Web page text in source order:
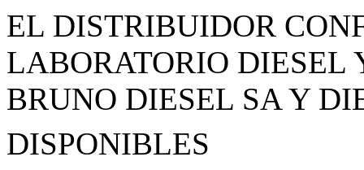
EL DISTRIBUIDOR
LABORATORIO DIESEL
BRUNO DIESEL SA Y
DISPONIBLES